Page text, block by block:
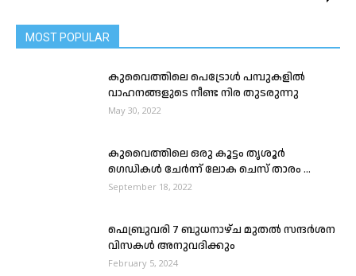
MOST POPULAR
കുവൈത്തിലെ പെട്രോൾ പമ്പുകളിൽ
വാഹനങ്ങളുടെ നീണ്ട നിര തുടരുന്നു
May 30, 2022
കുവൈത്തിലെ ഒരു കൂട്ടം തൃശൂർ
ഗെഡികൾ ചേർന്ന് ലോക ചെസ് താരം ...
September 18, 2022
ഫെബ്രുവരി 7 ബുധനാഴ്ച മുതൽ സന്ദർശന
വിസകൾ അനുവദിക്കും
February 5, 2024